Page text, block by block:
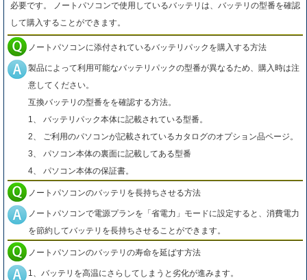
必要です。 ノートパソコンで使用しているバッテリは、バッテリの型番を確認
して購入することができます。
ノートパソコンに添付されているバッテリパックを購入する方法
製品によって利用可能なバッテリパックの型番が異なるため、購入時は注
意してください。
互換バッテリの型番をを確認する方法。
1、 バッテリパック本体に記載されている型番。
2、 ご利用のパソコンが記載されているカタログのオプション品ページ。
3、 パソコン本体の裏面に記載してある型番
4、 パソコン本体の保証書。
ノートパソコンのバッテリを長持ちさせる方法
ノートパソコンで電源プランを「省電力」モードに設定すると、消費電力
を節約してバッテリを長持ちさせることができます。
ノートパソコンのバッテリの寿命を延ばす方法
1、バッテリを高温にさらしてしまうと劣化が進みます。